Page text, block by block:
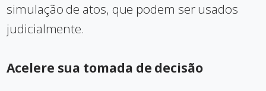
simulação de atos, que podem ser usados
judicialmente.
Acelere sua tomada de decisão